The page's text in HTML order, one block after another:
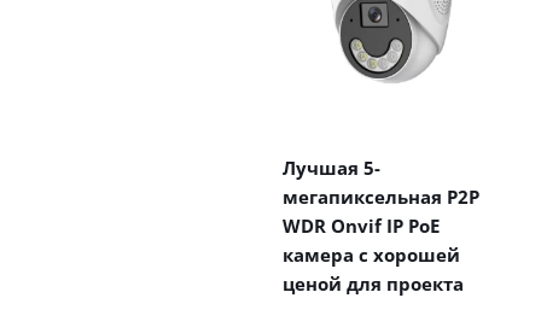
Лучшая 5-
мегапиксельная P2P
WDR Onvif IP PoE
камера с хорошей
ценой для проекта